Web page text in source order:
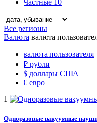
Частные 10
Все регионы
Валюта валюта
валюта пользователя
₽ рубли
$ доллары США
€ евро
1
Одноразовые вакуумные